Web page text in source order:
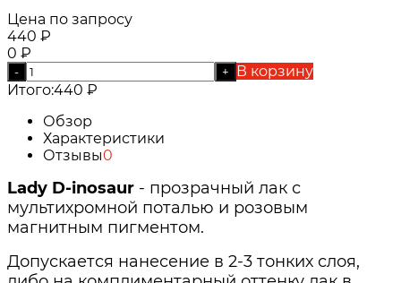
Цена по запросу
440 ₽
0 ₽
- +
В корзину
Итого:440 ₽
Обзор
Характеристики
Отзывы0
Lady D-inosaur - прозрачный лак с
мультихромной поталью и розовым
магнитным пигментом.
Допускается нанесение в 2-3 тонких слоя,